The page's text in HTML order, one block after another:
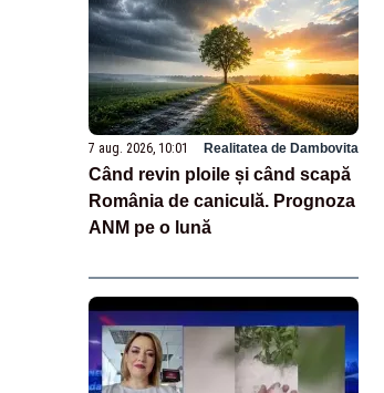
7 aug. 2026, 10:01 Realitatea de Dambovita
Când revin ploile și când scapă
România de caniculă. Prognoza
ANM pe o lună